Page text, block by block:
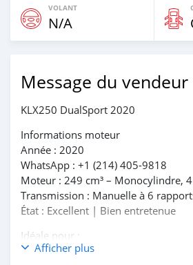
VOLANT
N/A
Message du vendeur
KLX250 DualSport 2020
Informations moteur
Année : 2020
WhatsApp : +1 (214) 405-9818
Moteur : 249 cm³ – Monocylindre,
Transmission : Manuelle à 6
État : Excellent | Bien entretenue
Idéale pour :
Afficher plus